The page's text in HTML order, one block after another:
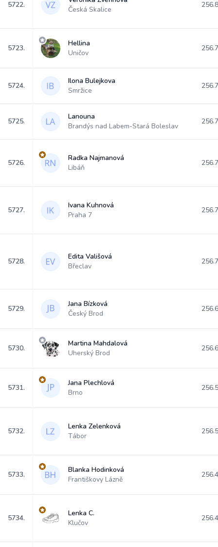
5722.
Česká Skalice
5723.
Hellina
Uničov
5724.
Ilona Bulejkova
Smržice
5725.
Lanouna
Brandýs nad Labem-Stará Boleslav
5726.
Radka Najmanová
Libáň
5727.
Ivana Kuhnová
Praha 7
5728.
Edita Vališová
Břeclav
5729.
Jana Bízková
Český Brod
5730.
Martina Mahdalová
Uherský Brod
5731.
Jana Plechlová
Brno
5732.
Lenka Zelenková
Tábor
5733.
Blanka Hodinková
Františkovy Lázně
5734.
Lenka C.
Klučov